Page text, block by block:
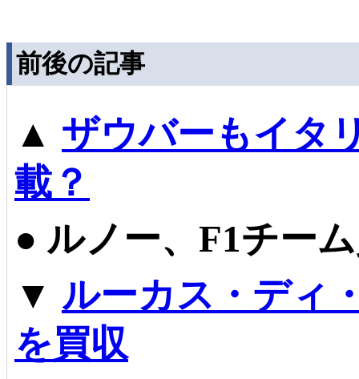
前後の記事
▲ ザウバーもイタ
載？
● ルノー、F1チー
▼ ルーカス・ディ
を買収